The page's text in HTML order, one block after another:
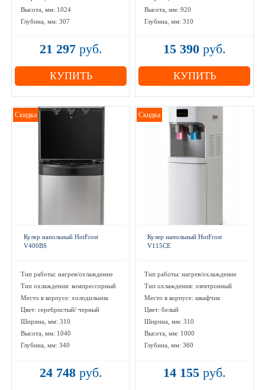
Высота, мм: 1024
Глубина, мм: 307
21 297руб.
КУПИТЬ
Высота, мм: 920
Глубина, мм: 310
15 390руб.
КУПИТЬ
Скидка
Кулер напольный HotFrost
V400BS
Тип работы: нагрев/охлаждение
Тип охлаждения: компрессорный
Место в корпусе: холодильник
Цвет: серебристый/ черный
Ширина, мм: 310
Высота, мм: 1040
Глубина, мм: 340
24 748руб.
Скидка
Кулер напольный HotFrost
V115CE
Тип работы: нагрев/охлаждение
Тип охлаждения: электронный
Место в корпусе: шкафчик
Цвет: белый
Ширина, мм: 310
Высота, мм: 1000
Глубина, мм: 360
14 155руб.